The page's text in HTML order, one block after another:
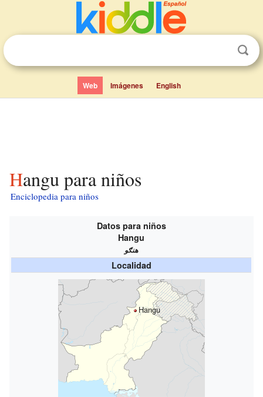
Web Imágenes English
Hangu para niños
Enciclopedia para niños
Datos para niños
Hangu
هنګو
Localidad
Hangu